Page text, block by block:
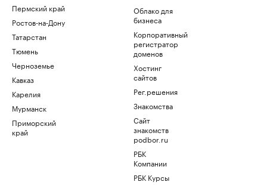
Пермский край
Ростов-на-Дону
Татарстан
Тюмень
Черноземье
Кавказ
Карелия
Мурманск
Приморский
край
Облако для
бизнеса
Корпоративный
регистратор
доменов
Хостинг
сайтов
Рег.решения
Знакомства
Сайт
знакомств
podbor.ru
РБК
Компании
РБК Курсы